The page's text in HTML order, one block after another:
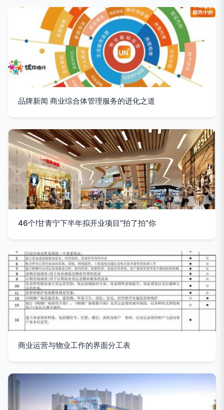
品牌新闻 商业综合体管理服务的进化之道
46个!甘青宁下半年拟开业项目“拍了拍”你
商业运营与物业工作的界面分工表